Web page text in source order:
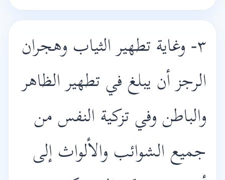
٣- وغاية تطهير الثياب وهجران
الرجز أن يبلغ في تطهير الظاهر
والباطن وفي تزكية النفس من
جميع الشوائب والألواث إلى